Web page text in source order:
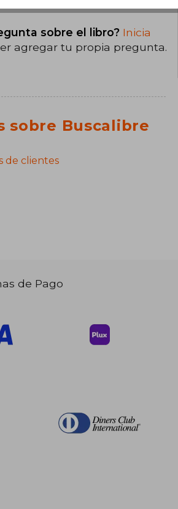
sobre el libro? Inicia
agregar tu propia pregunta.
sobre Buscalibre
de clientes
de Pago